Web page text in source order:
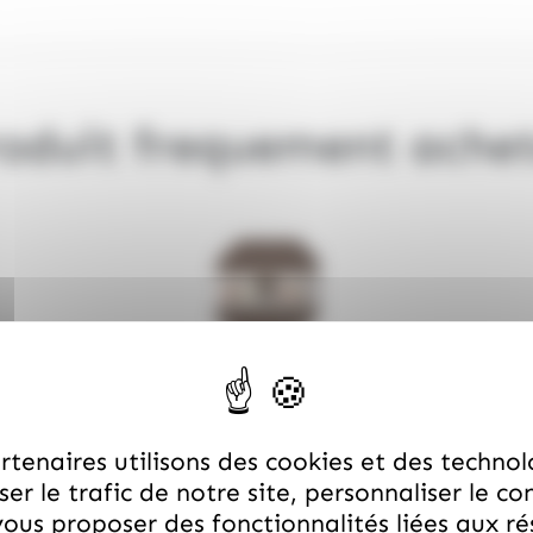
frequement
Boîte assortiment escargots au chocolat pralinés Hamlet 195gr
Prix total :€
TOUT AJOUTER AU PANIER
utilisons des cookies et des
le trafic de notre site, personnaliser le
proposer des fonctionnalités liées aux